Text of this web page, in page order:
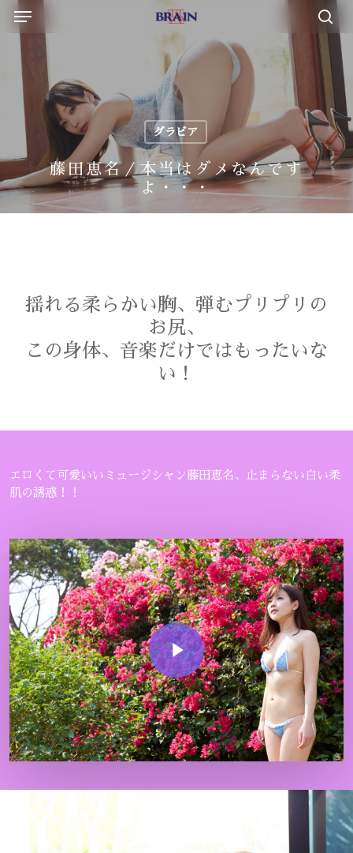
Skip
main
content
Menu
グラビア
藤田恵名／本当はダメなんです
よ・・・
揺れる柔らかい胸、弾むプリプリの
お尻、
この身体、音楽だけではもったいな
い！
エロくて可愛いいミュージシャン藤田恵名、止まらない白い柔
肌の誘惑！！
Play Video